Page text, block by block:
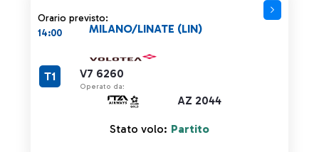
Orario previsto:
14:00
V7 6260
Operato da:
AZ 2044
MILANO/LINATE (LIN)
T1
Stato volo: Partito